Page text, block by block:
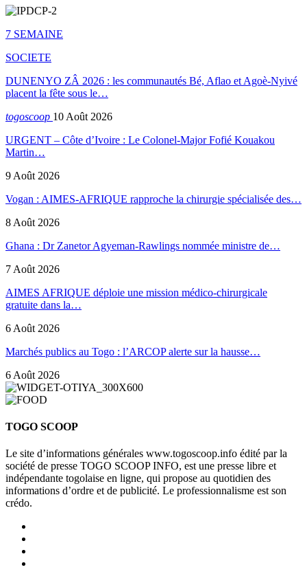
7 SEMAINE
SOCIETE
DUNENYO ZÂ 2026 : les communautés Bé, Aflao et Agoè-Nyivé
placent la fête sous le…
togoscoop 10 Août 2026
URGENT – Côte d’Ivoire : Le Colonel-Major Fofié Kouakou
Martin…
9 Août 2026
Vogan : AIMES-AFRIQUE rapproche la chirurgie spécialisée des…
8 Août 2026
Ghana : Dr Zanetor Agyeman-Rawlings nommée ministre de…
7 Août 2026
AIMES AFRIQUE déploie une mission médico-chirurgicale
gratuite dans la…
6 Août 2026
Marchés publics au Togo : l’ARCOP alerte sur la hausse…
6 Août 2026
TOGO SCOOP
Le site d’informations générales www.togoscoop.info édité par la
société de presse TOGO SCOOP INFO, est une presse libre et
indépendante togolaise en ligne, qui propose au quotidien des
informations d’ordre et de publicité. Le professionnalisme est son
crédo.